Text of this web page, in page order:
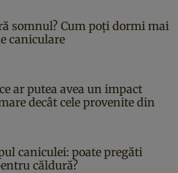
somnul? Cum poți dormi mai
caniculare
ar putea avea un impact
decât cele provenite din
caniculei: poate pregăti
căldură?